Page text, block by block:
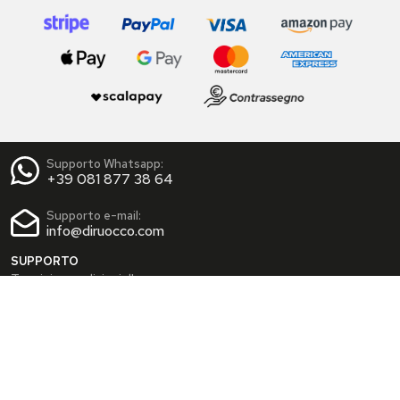
Supporto Whatsapp:
+39 081 877 38 64
Supporto e-mail:
info@diruocco.com
SUPPORTO
Termini e condizioni d'uso